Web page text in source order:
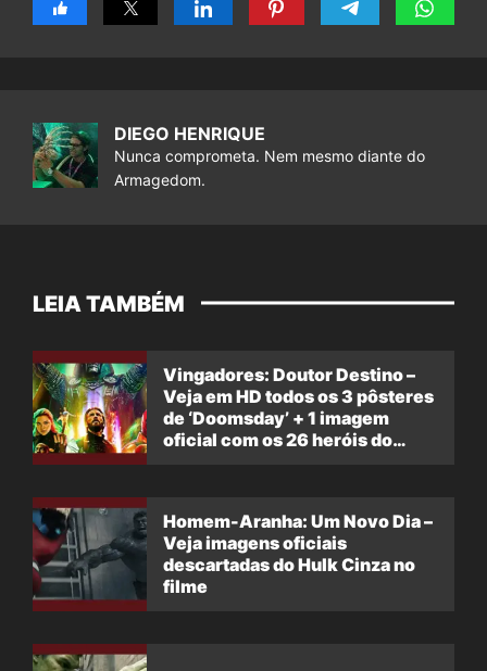
DIEGO HENRIQUE
Nunca comprometa. Nem mesmo diante do
Armagedom.
LEIA TAMBÉM
Vingadores: Doutor Destino –
Veja em HD todos os 3 pôsteres
de ‘Doomsday’ + 1 imagem
oficial com os 26 heróis do
Homem-Aranha: Um Novo Dia –
Veja imagens oficiais
descartadas do Hulk Cinza no
filme